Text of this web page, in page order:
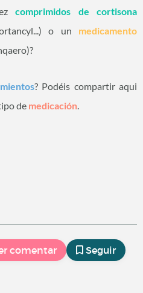
comprimidos de cortisona
o un medicamento
? Podéis compartir aqui
de medicación.
comentar Seguir